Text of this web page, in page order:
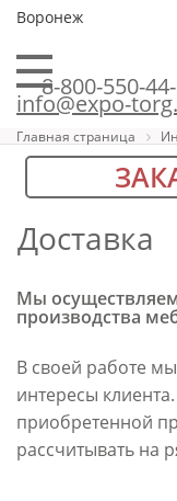
Воронеж
8-800-550-
info@expo-
Главная страница
Доставка
Мы
производства
В своей работе
интересы
приобретенной
рассчитывать на